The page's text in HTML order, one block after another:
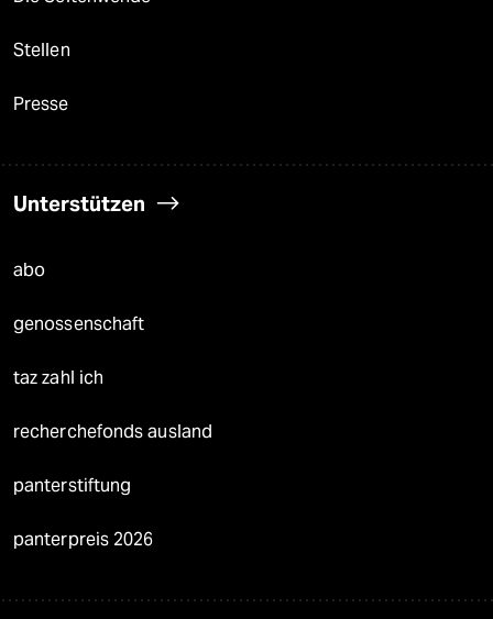
Stellen
Presse
Unterstützen
abo
genossenschaft
taz zahl ich
recherchefonds ausland
panterstiftung
panterpreis 2026